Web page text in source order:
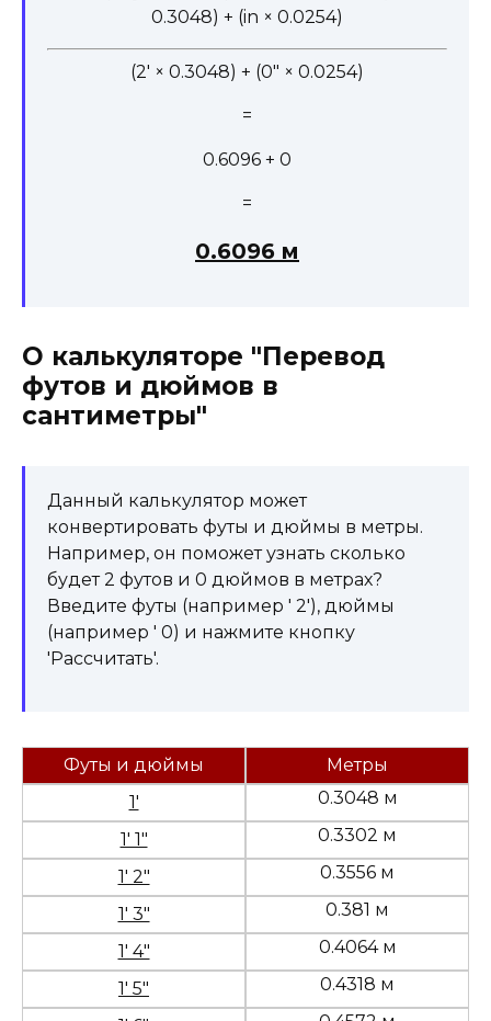
0.3048) + (in × 0.0254)
(2' × 0.3048) + (0" × 0.0254)
=
0.6096 + 0
=
0.6096 м
О калькуляторе "Перевод
футов и дюймов в
сантиметры"
Данный калькулятор может
конвертировать футы и дюймы в метры.
Например, он поможет узнать сколько
будет 2 футов и 0 дюймов в метрах?
Введите футы (например ' 2'), дюймы
(например ' 0) и нажмите кнопку
'Рассчитать'.
Футы и дюймы
Метры
1'
0.3048 м
1' 1"
0.3302 м
1' 2"
0.3556 м
1' 3"
0.381 м
1' 4"
0.4064 м
1' 5"
0.4318 м